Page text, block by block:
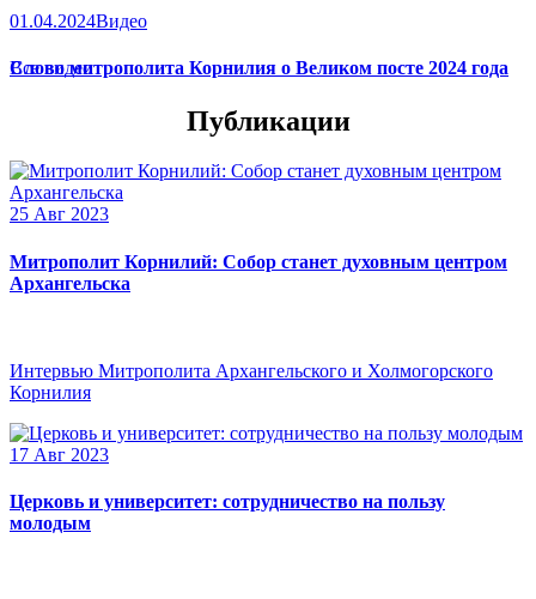
01.04.2024Видео
Слово митрополита Корнилия о Великом посте 2024 года
Все видео
Публикации
25 Авг 2023
Митрополит Корнилий: Собор станет духовным центром
Архангельска
Интервью Митрополита Архангельского и Холмогорского
Корнилия
17 Авг 2023
Церковь и университет: сотрудничество на пользу
молодым